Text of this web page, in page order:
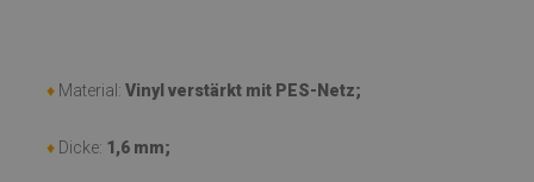
♦ Material: Vinyl verstärkt mit PES-Netz;
♦ Dicke: 1,6 mm;